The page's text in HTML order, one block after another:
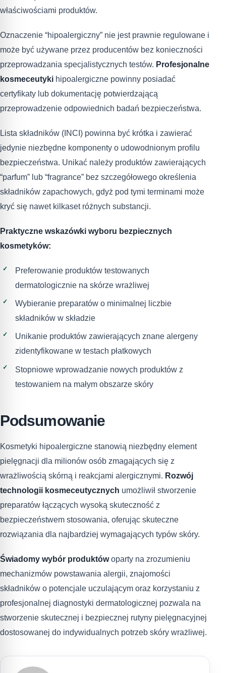
właściwościami produktów.
Oznaczenie “hipoalergiczny” nie jest prawnie regulowane i
może być używane przez producentów bez konieczności
przeprowadzania specjalistycznych testów. Profesjonalne
kosmeceutyki hipoalergiczne powinny posiadać
certyfikaty lub dokumentację potwierdzającą
przeprowadzenie odpowiednich badań bezpieczeństwa.
Lista składników (INCI) powinna być krótka i zawierać
jedynie niezbędne komponenty o udowodnionym profilu
bezpieczeństwa. Unikać należy produktów zawierających
“parfum” lub “fragrance” bez szczegółowego określenia
składników zapachowych, gdyż pod tymi terminami może
kryć się nawet kilkaset różnych substancji.
Praktyczne wskazówki wyboru bezpiecznych
kosmetyków:
Preferowanie produktów testowanych
dermatologicznie na skórze wrażliwej
Wybieranie preparatów o minimalnej liczbie
składników w składzie
Unikanie produktów zawierających znane alergeny
zidentyfikowane w testach płatkowych
Stopniowe wprowadzanie nowych produktów z
testowaniem na małym obszarze skóry
Podsumowanie
Kosmetyki hipoalergiczne stanowią niezbędny element
pielęgnacji dla milionów osób zmagających się z
wrażliwością skórną i reakcjami alergicznymi. Rozwój
technologii kosmeceutycznych umożliwił stworzenie
preparatów łączących wysoką skuteczność z
bezpieczeństwem stosowania, oferując skuteczne
rozwiązania dla najbardziej wymagających typów skóry.
Świadomy wybór produktówoparty na zrozumieniu
mechanizmów powstawania alergii, znajomości
składników o potencjale uczulającym oraz korzystaniu z
profesjonalnej diagnostyki dermatologicznej pozwala na
stworzenie skutecznej i bezpiecznej rutyny pielęgnacyjnej
dostosowanej do indywidualnych potrzeb skóry wrażliwej.